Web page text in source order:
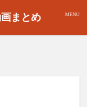
まとめ